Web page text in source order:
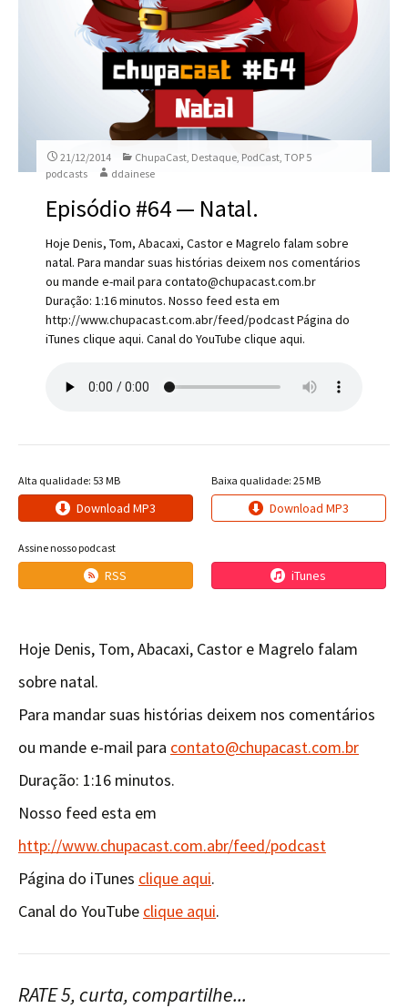
21/12/2014 ChupaCast, Destaque, PodCast,TOP 5
podcasts
ddainese
Episódio #64 — Natal.
Hoje Denis, Tom, Abacaxi, Castor e Magrelo falam sobre
natal. Para mandar suas histórias deixem nos comentários
ou mande e-mail para contato@chupacast.com.br
Duração: 1:16 minutos. Nosso feed esta em
http://www.chupacast.com.abr/feed/podcast Página do
iTunes clique aqui. Canal do YouTube clique aqui.
Alta qualidade: 53 MB
Download MP3
Baixa qualidade: 25 MB
Download MP3
Assine nosso podcast
RSS iTunes
Hoje Denis, Tom, Abacaxi, Castor e Magrelo falam
sobre natal.
Para mandar suas histórias deixem nos comentários
ou mande e-mail para contato@chupacast.com.br
Duração: 1:16 minutos.
Nosso feed esta em
http://www.chupacast.com.abr/feed/podcast
Página do iTunes clique aqui.
Canal do YouTube clique aqui.
RATE 5, curta, compartilhe...